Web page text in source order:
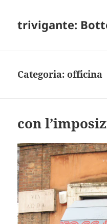
trivigante:
Categoria:officina
con